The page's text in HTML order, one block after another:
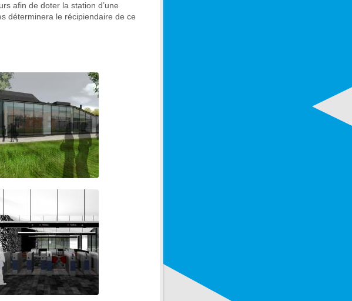
afin de doter la station d’une
déterminera le récipiendaire de ce